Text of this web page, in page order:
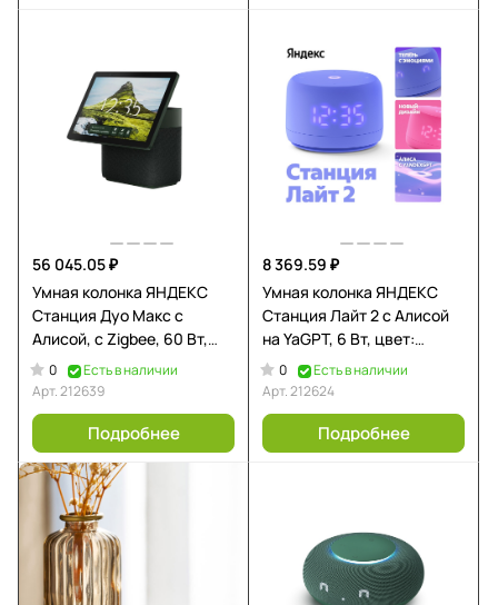
56 045.05 ₽
Умная колонка ЯНДЕКС
Станция Дуо Макс с
Алисой, с Zigbee, 60 Вт,
цвет: зеленый (YNDX-
00055GRN)
0
Есть в наличии
Арт.212639
Подробнее
8 369.59 ₽
Умная колонка ЯНДЕКС
Станция Лайт 2 с Алисой
на YaGPT, 6 Вт, цвет:
фиолетовый (YNDX-
00026VIO)
0
Есть в наличии
Арт.212624
Подробнее